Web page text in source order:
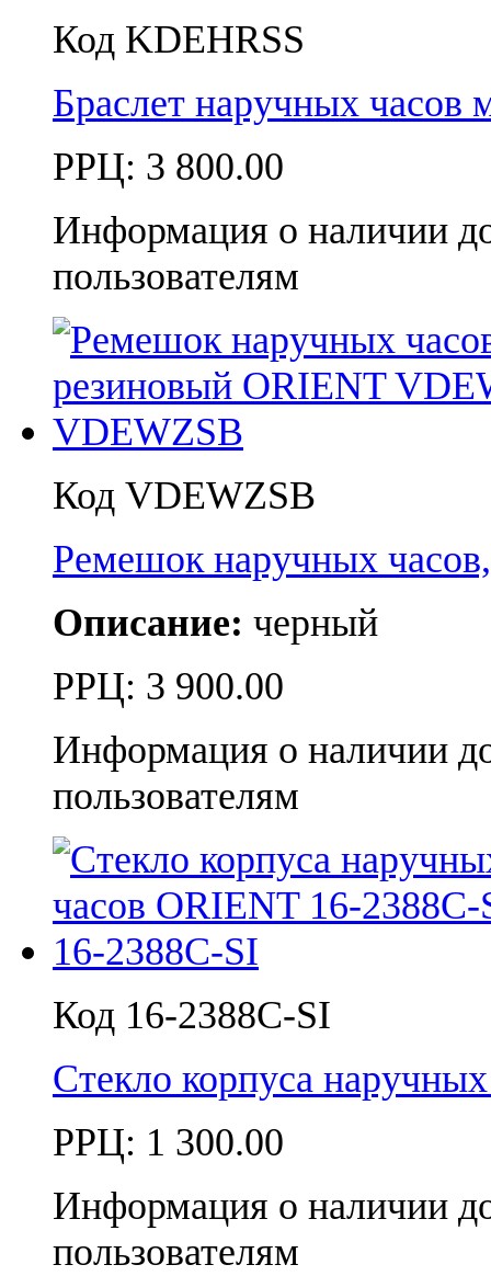
Код KDEHRSS
Браслет наручных часов
РРЦ: 3 800.00
Информация о наличии
пользователям
Код VDEWZSB
Ремешок наручных
Описание: черный
РРЦ: 3 900.00
Информация о наличии
пользователям
Код 16-2388C-SI
Стекло корпуса
РРЦ: 1 300.00
Информация о наличии
пользователям